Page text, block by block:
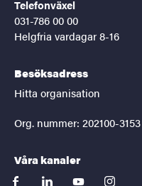
Telefonväxel
031-786 00 00
Helgfria vardagar 8-16
Besöksadress
Hitta organisation
Org. nummer: 202100-3153
Våra kanaler